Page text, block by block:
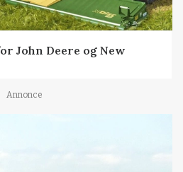
John Deere og New
Annonce